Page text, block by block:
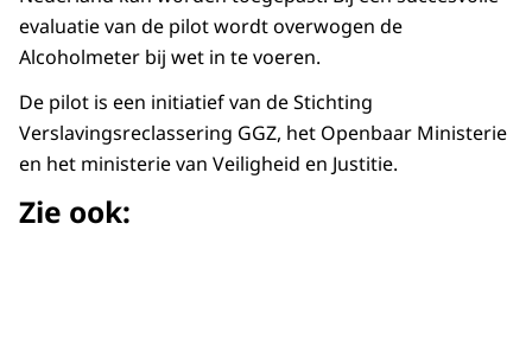
evaluatie van de pilot wordt overwogen de
Alcoholmeter bij wet in te voeren.
De pilot is een initiatief van de Stichting
Verslavingsreclassering GGZ, het Openbaar Ministerie
en het ministerie van Veiligheid en Justitie.
Zie ook: